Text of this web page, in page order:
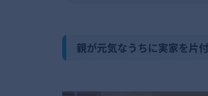
親が元気なうちに実家を片